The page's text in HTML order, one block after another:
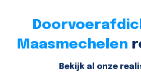
Maasmechelen
Bekijk al onze